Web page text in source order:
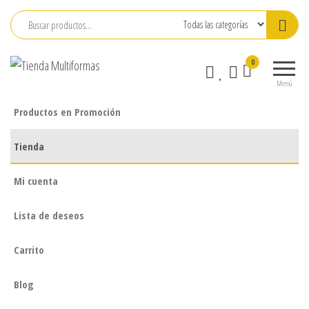
Saltar
solo
Menú
0
Productos en Promoción
Tienda
Mi cuenta
Lista de deseos
Carrito
Blog